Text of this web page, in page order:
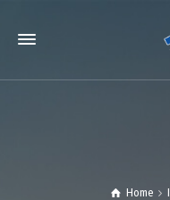
Home